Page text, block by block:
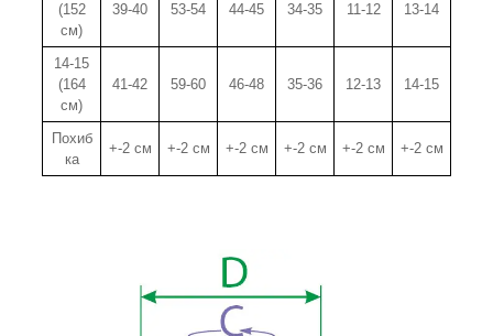
(152
см)
39-40 53-54 44-45 34-35 11-12 13-14
14-15
(164
см)
41-42 59-60 46-48 35-36 12-13 14-15
Похиб
ка
+-2 см +-2 см +-2 см +-2 см +-2 см +-2 см